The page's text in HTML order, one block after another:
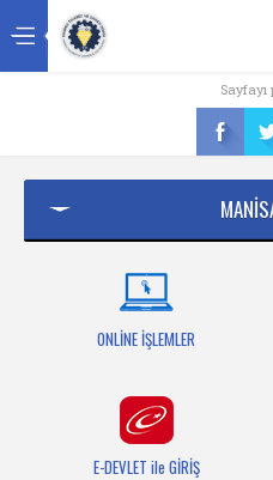
Üyelik
Bilgi Bankası
Sayfayı
ONLİNE İŞLEMLER
E-DEVLET ile GİRİŞ